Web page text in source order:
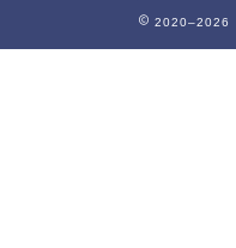
2020–2026